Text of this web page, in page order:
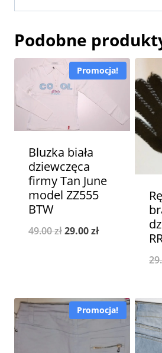
Podobne
Promocja!
Bluzka biała
dziewczęca
firmy Tan June
model ZZ555
BTW
49.00złPierwotna
29.00złAktualna
Promocja!